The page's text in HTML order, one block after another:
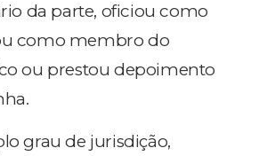
da parte, oficiou como
como membro do
ou prestou depoimento
grau de jurisdição,